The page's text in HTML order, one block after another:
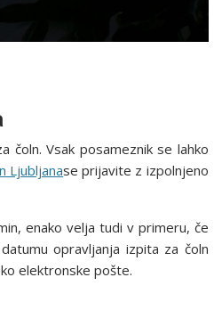
Vsak posameznik se lahko
Ljubljanase prijavite z izpolnjeno
enako velja tudi v primeru, če
opravljanja izpita za čoln
elektronske pošte.